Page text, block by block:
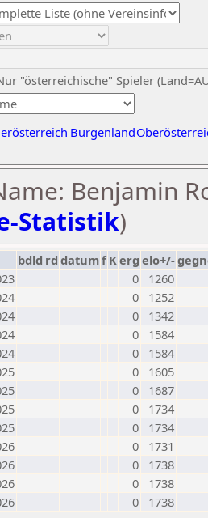
"österreichische" Spieler
Burgenland
Benjamin
Statistik)
bdld rd datumf Kerg elo+/-
0
1260
0
1252
0
1342
0
1584
0
1584
0
1605
0
1687
0
1734
0
1734
0
1731
0
1738
0
1738
0 1738